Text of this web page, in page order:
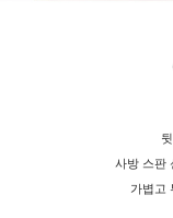
사방 스판
가볍고